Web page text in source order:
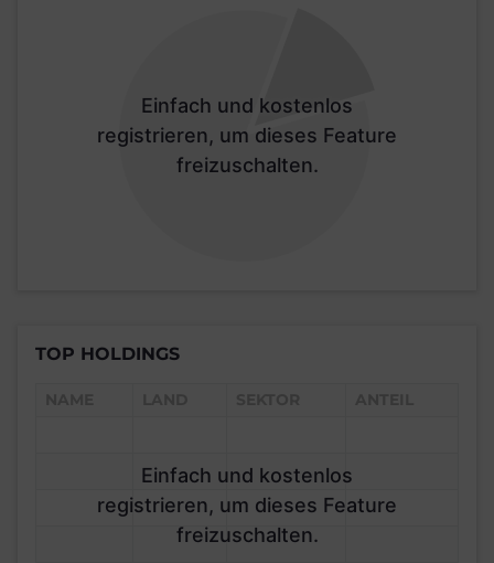
Einfach und kostenlos
registrieren, um dieses Feature
freizuschalten.
TOP HOLDINGS
Einfach und kostenlos
registrieren, um dieses Feature
freizuschalten.